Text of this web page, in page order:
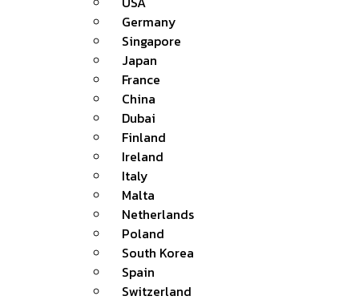
Germany
Singapore
Japan
France
China
Dubai
Finland
Ireland
Italy
Malta
Netherlands
Poland
South Korea
Spain
Switzerland